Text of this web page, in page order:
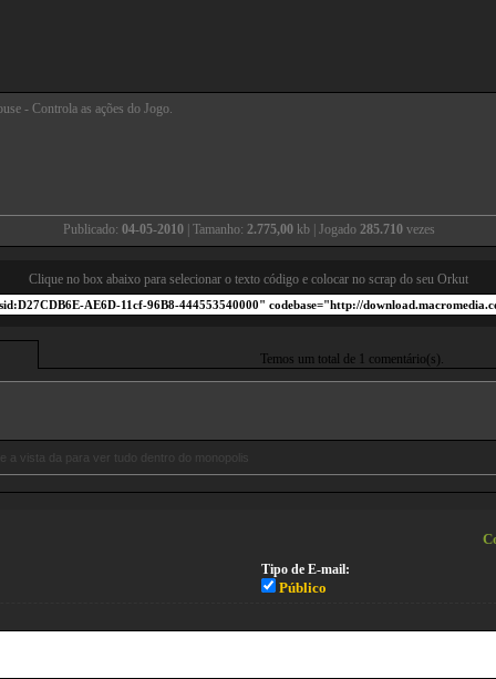
- Controla as ações do Jogo.
Publicado: 04-05-2010| Tamanho: 2.775,00kb | Jogado 285.710vezes
Clique no box abaixo para selecionar o texto código e colocar no scrap do seu Orkut
Temos um total de 1 comentário(s).
a vista da para ver tudo dentro do monopolis
Tipo de E-mail:
Público